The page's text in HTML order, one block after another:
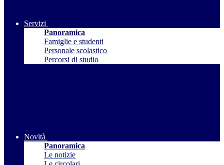
Servizi
Panoramica
Famiglie e studenti
Personale scolastico
Percorsi di studio
Novità
Panoramica
Le notizie